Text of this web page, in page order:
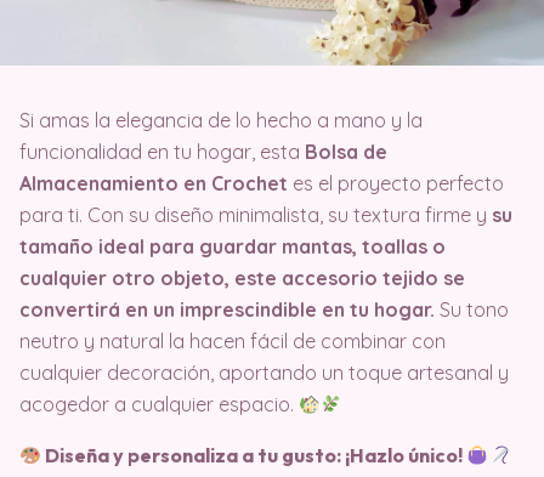
Si amas la elegancia de lo hecho a mano y la
funcionalidad en tu hogar, esta Bolsa de
Almacenamiento en Crochet es el proyecto perfecto
para ti. Con su diseño minimalista, su textura firme y su
tamaño ideal para guardar mantas, toallas o
cualquier otro objeto, este accesorio tejido se
convertirá en un imprescindible en tu hogar. Su tono
neutro y natural la hacen fácil de combinar con
cualquier decoración, aportando un toque artesanal y
acogedor a cualquier espacio.
Diseña y personaliza a tu gusto: ¡Hazlo único!